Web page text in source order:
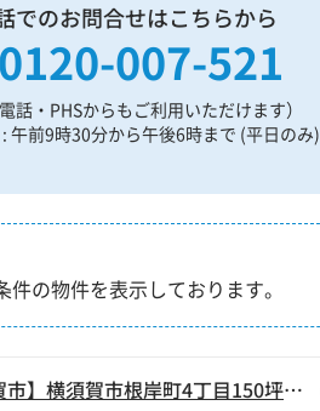
でのお問合せはこちらから
0120-007-521
電話・PHSからもご利用いただけます）
午前9時30分から午後6時まで (平日のみ)
の物件を表示しております。
【神奈川県横須賀市】横須賀市根岸町4丁目150坪倉庫